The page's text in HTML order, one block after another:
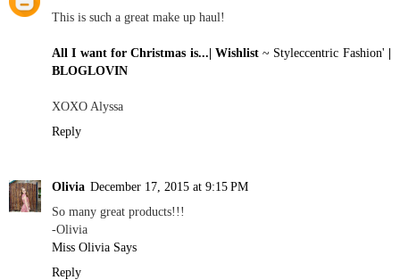
This is such a great make up haul!
All I want for Christmas is...| Wishlist~ Styleccentric Fashion' |
BLOGLOVIN
XOXO Alyssa
Reply
Olivia December 17, 2015 at 9:15 PM
So many great products!!!
-Olivia
Miss Olivia Says
Reply